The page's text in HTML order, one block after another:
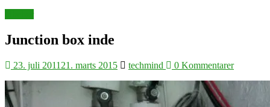
Junction box inde
23. juli 2011 21. marts 2015 techmind 0 Kommentarer